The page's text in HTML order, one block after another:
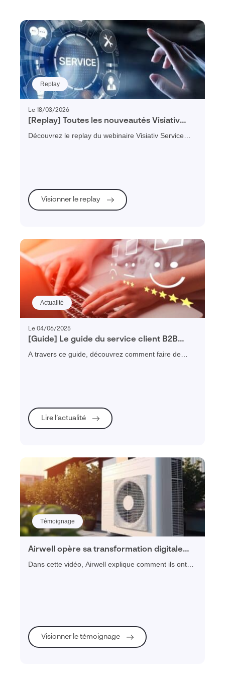
Replay
Le 18/03/2026
[Replay] Toutes les nouveautés Visiativ
Service Client 2026
Découvrez le replay du webinaire Visiativ Service
Visionner le replay
Actualité
Le 04/06/2025
[Guide] Le guide du service client B2B
performant
A travers ce guide, découvrez comment faire de
Lire l’actualité
Témoignage
Airwell opère sa transformation digitale
grâce à Visiativ Service Client
Dans cette vidéo, Airwell explique comment ils ont
Visionner le témoignage